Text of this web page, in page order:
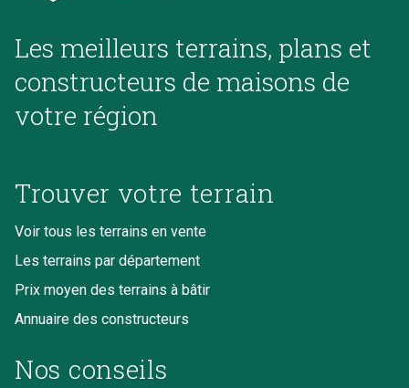
Les meilleurs terrains, plans et
constructeurs de maisons de
votre région
Trouver votre terrain
Voir tous les terrains en vente
Les terrains par département
Prix moyen des terrains à bâtir
Annuaire des constructeurs
Nos conseils